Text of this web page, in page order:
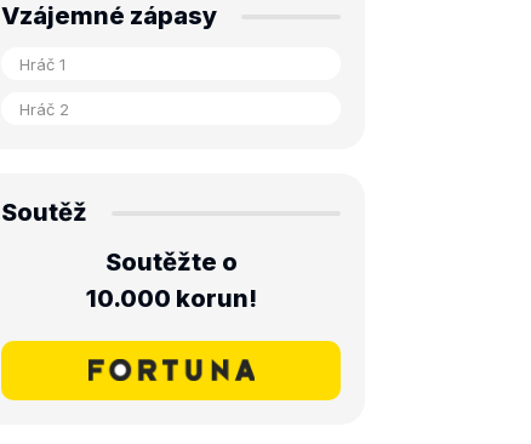
Vzájemné zápasy
Soutěž
Soutěžte o
10.000 korun!